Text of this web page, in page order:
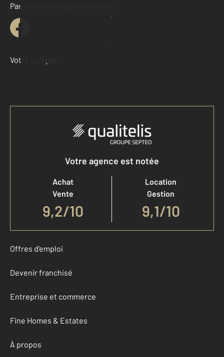
Contacter l'agence
Demander une estimation
Parlons de vous, parlons biens
Votre compte :
Accéder à mon compte
Votre agence est notée
Achat
Vente
9,2/10
Location
Gestion
9,1/10
Offres d'emploi
Devenir franchisé
Entreprise et commerce
Fine Homes & Estates
À propos